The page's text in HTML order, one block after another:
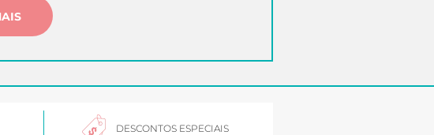
DESCONTOS ESPECIAIS